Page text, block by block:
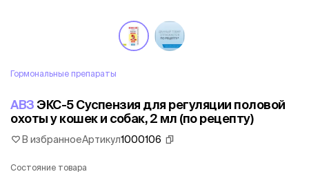
Гормональные препараты
АВЗЭКС-5 Суспензия для регуляции половой
охоты у кошек и собак, 2 мл (по рецепту)
В избранноеАртикул1000106
Состояние товара